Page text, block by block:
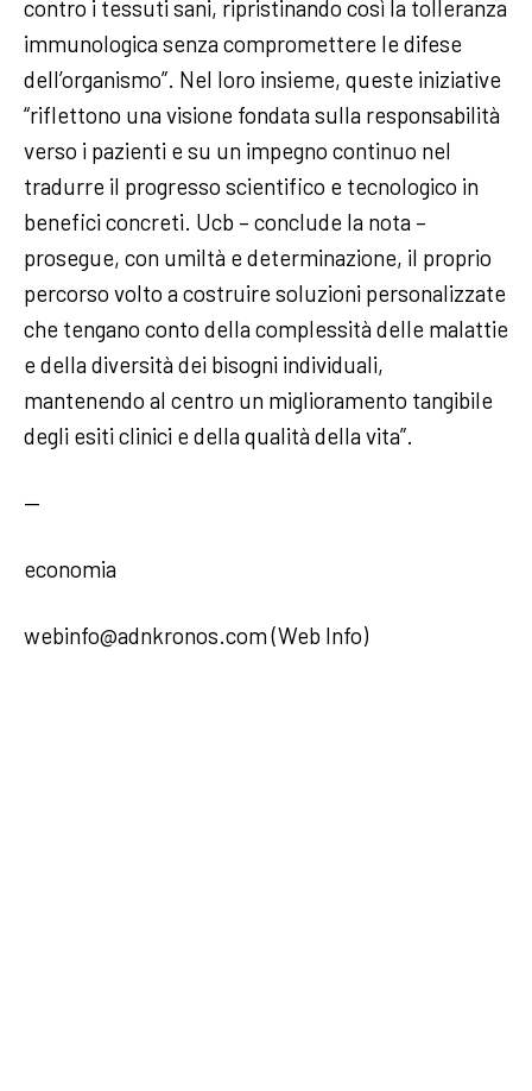
contro i tessuti sani, ripristinando così la tolleranza
immunologica senza compromettere le difese
dell’organismo”. Nel loro insieme, queste iniziative
“riflettono una visione fondata sulla responsabilità
verso i pazienti e su un impegno continuo nel
tradurre il progresso scientifico e tecnologico in
benefici concreti. Ucb – conclude la nota –
prosegue, con umiltà e determinazione, il proprio
percorso volto a costruire soluzioni personalizzate
che tengano conto della complessità delle malattie
e della diversità dei bisogni individuali,
mantenendo al centro un miglioramento tangibile
degli esiti clinici e della qualità della vita”.
—
economia
webinfo@adnkronos.com (Web Info)